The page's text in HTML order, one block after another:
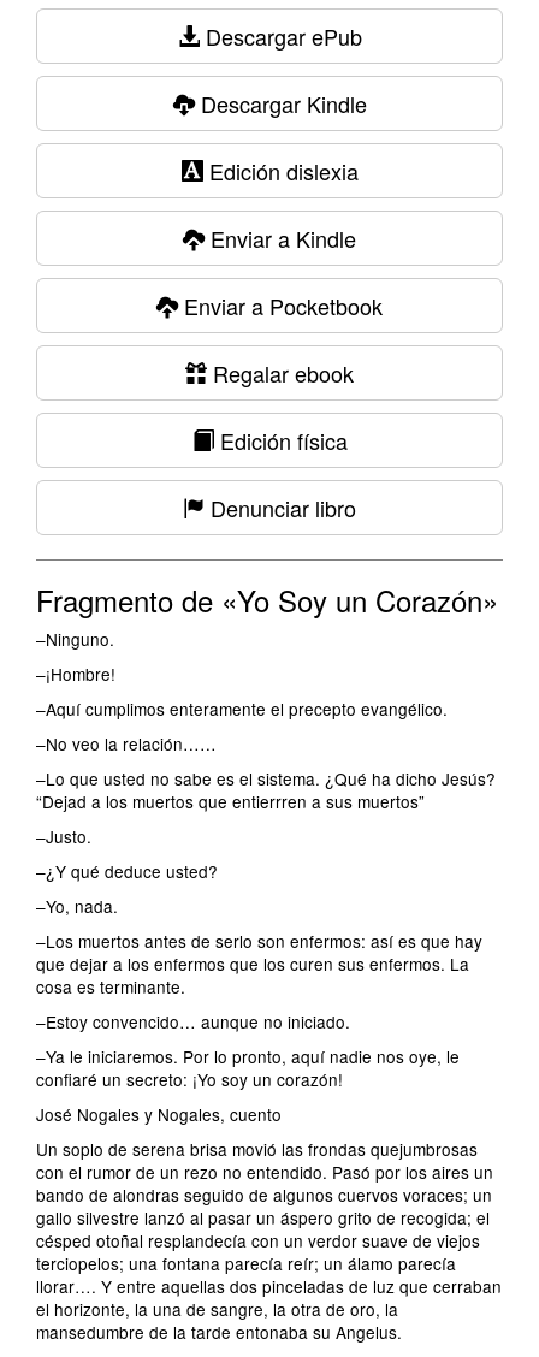
Descargar ePub
Descargar Kindle
Edición dislexia
Enviar a Kindle
Enviar a Pocketbook
Regalar ebook
Edición física
Denunciar libro
Fragmento de «Yo Soy un Corazón»
–Ninguno.
–¡Hombre!
–Aquí cumplimos enteramente el precepto evangélico.
–No veo la relación……
–Lo que usted no sabe es el sistema. ¿Qué ha dicho Jesús?
“Dejad a los muertos que entierrren a sus muertos”
–Justo.
–¿Y qué deduce usted?
–Yo, nada.
–Los muertos antes de serlo son enfermos: así es que hay
que dejar a los enfermos que los curen sus enfermos. La
cosa es terminante.
–Estoy convencido… aunque no iniciado.
–Ya le iniciaremos. Por lo pronto, aquí nadie nos oye, le
confiaré un secreto: ¡Yo soy un corazón!
José Nogales y Nogales, cuento
Un soplo de serena brisa movió las frondas quejumbrosas
con el rumor de un rezo no entendido. Pasó por los aires un
bando de alondras seguido de algunos cuervos voraces; un
gallo silvestre lanzó al pasar un áspero grito de recogida; el
césped otoñal resplandecía con un verdor suave de viejos
terciopelos; una fontana parecía reír; un álamo parecía
llorar…. Y entre aquellas dos pinceladas de luz que cerraban
el horizonte, la una de sangre, la otra de oro, la
mansedumbre de la tarde entonaba su Angelus.